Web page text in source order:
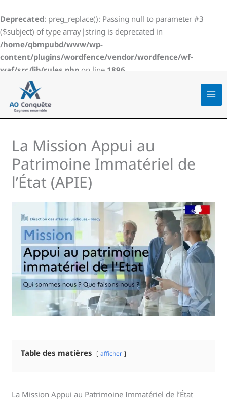
Deprecated: preg_replace(): Passing null to parameter #3
($subject) of type array|string is deprecated in
/home/qbmpubd/www/wp-
content/plugins/wordfence/vendor/wordfence/wf-
waf/src/lib/rules.php on line 1896
au
contenu
La Mission Appui au
Patrimoine Immatériel de
l’État (APIE)
Table des matières afficher
La Mission Appui au Patrimoine Immatériel de l’État